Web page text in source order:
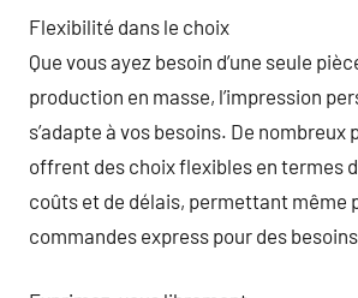
Flexibilité dans le choix
Que vous ayez besoin d’une seule
production en masse, l’impression
s’adapte à vos besoins. De
offrent des choix flexibles en termes
coûts et de délais, permettant même
commandes express pour des